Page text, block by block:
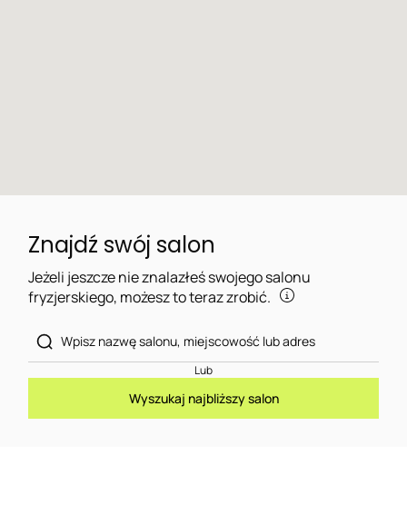
Znajdź swój salon
Jeżeli jeszcze nie znalazłeś swojego salonu
fryzjerskiego, możesz to teraz zrobić.
Lub
Wyszukaj najbliższy salon